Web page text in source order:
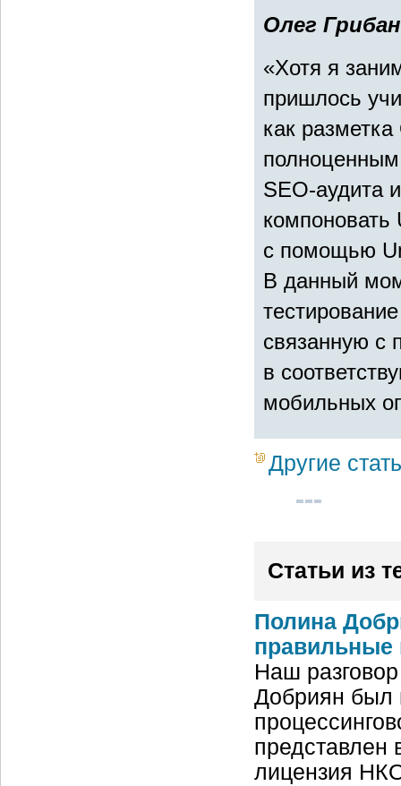
Олег
«Хотя я
пришлось
как
SEO-аудита
компоновать
с помощью
В данный
связанную с
в
мобильных
Другие
Статьи из
Полина
Наш
Добриян был
представлен
лицензия